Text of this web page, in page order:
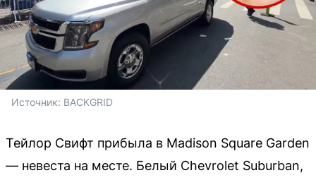
Источник: BACKGRID
Тейлор Свифт прибыла в Madison Square Garden
— невеста на месте. Белый Chevrolet Suburban,